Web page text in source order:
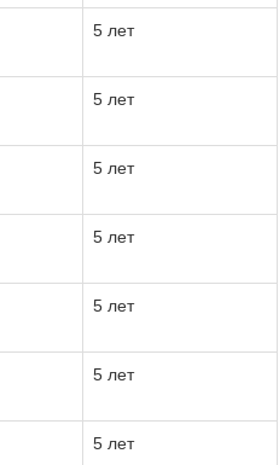
5 лет
5 лет
5 лет
5 лет
5 лет
5 лет
5 лет